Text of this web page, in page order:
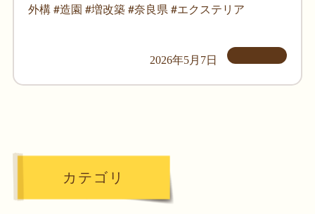
外構 #造園 #増改築 #奈良県 #エクステリア
2026年5月7日
カテゴリ